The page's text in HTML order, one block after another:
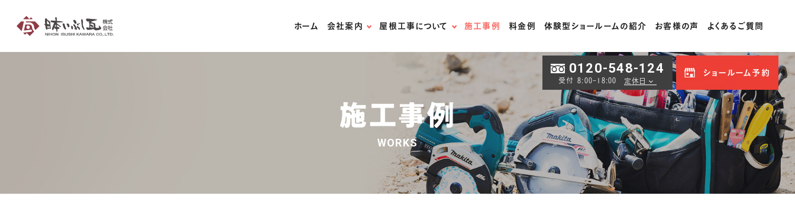
ホーム 会社案内
天窓専門店
屋根工事について
屋根リフォームの流れ
火災保険の適用について
施工事例 料金例 体験型ショールームの紹介 お客様の声 よくあるご質問
0120-548-124
受付 8:00-18:00 定休日
ショールーム予約
施工事例
WORKS